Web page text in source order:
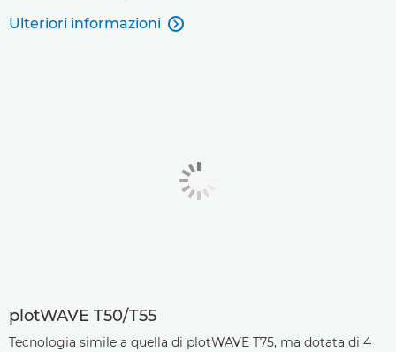
Ulteriori informazioni 
plotWAVE T50/T55
Tecnologia simile a quella di plotWAVE T75, ma dotata di 4